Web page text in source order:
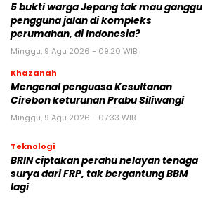
5 bukti warga Jepang tak mau ganggu
pengguna jalan di kompleks
perumahan, di Indonesia?
Minggu, 9 Agu 2026 - 09:20 WIB
Khazanah
Mengenal penguasa Kesultanan
Cirebon keturunan Prabu Siliwangi
Minggu, 9 Agu 2026 - 07:33 WIB
Teknologi
BRIN ciptakan perahu nelayan tenaga
surya dari FRP, tak bergantung BBM
lagi